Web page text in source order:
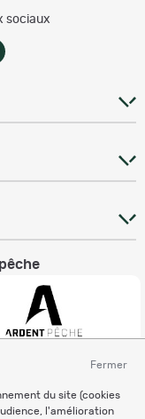
Fermer
du site (cookies
l'amélioration
sociaux